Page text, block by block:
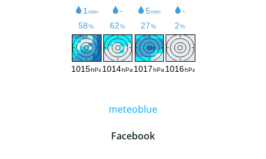
meteoblue
Facebook